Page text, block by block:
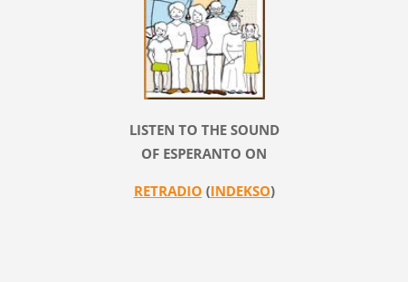
LISTEN TO THE SOUND
OF ESPERANTO ON
RETRADIO (INDEKSO)